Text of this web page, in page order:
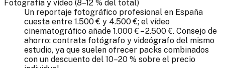
Fotografía y vídeo (8–12 % del total)
Un reportaje fotográfico profesional en España
cuesta entre 1.500 € y 4.500 €; el vídeo
cinematográfico añade 1.000 € – 2.500 €. Consejo de
ahorro: contrata fotógrafo y videógrafo del mismo
estudio, ya que suelen ofrecer packs combinados
con un descuento del 10–20 % sobre el precio